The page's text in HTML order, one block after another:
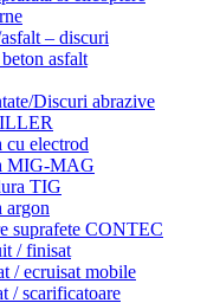
– discuri
asfalt
Discuri abrazive
cu electrod
MIG-MAG
TIG
argon
suprafete CONTEC
/ finisat
/ ecruisat mobile
/ scarificatoare